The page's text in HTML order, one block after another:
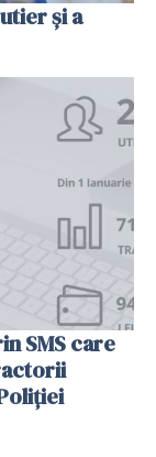
și a
SMS care